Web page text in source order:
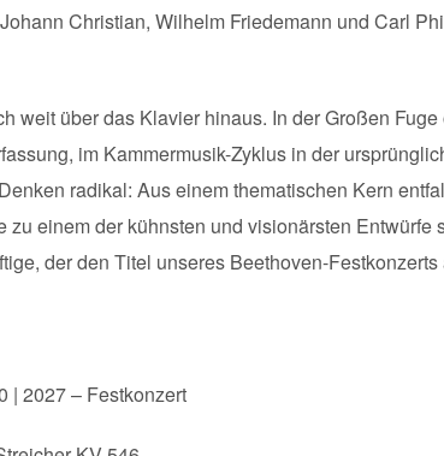
Christian, Wilhelm Friedemann und Carl
weit über das Klavier hinaus. In der Großen
im Kammermusik-Zyklus in der
radikal: Aus einem thematischen Kern
zu einem der kühnsten und visionärsten Entwürfe
der den Titel unseres Beethoven-Festkonzerts
| 2027 – Festkonzert